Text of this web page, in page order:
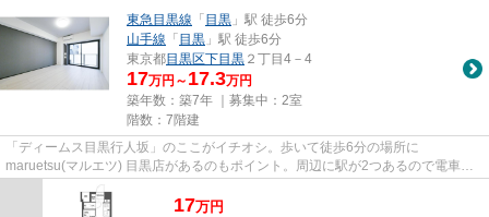
東急目黒線 「 目黒 」駅 徒歩6分
山手線 「 目黒 」駅 徒歩6分
東京都目黒区下目黒 ２丁目4－4
17万円～ 17.3万円
築年数：築7年 ｜募集中： 2室
階数：7階建
「ディームス目黒行人坂」のここがイチオシ。歩いて徒歩6分の場所に
maruetsu(マルエツ) 目黒店があるのもポイント。周辺に駅が2つあるので電車で
17万円